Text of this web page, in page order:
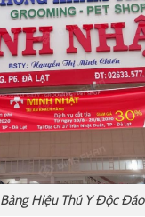
Bảng Hiệu Thú Y Độc Đáo